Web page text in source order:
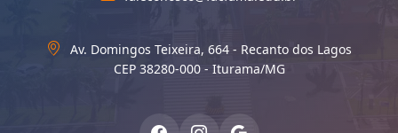
Av. Domingos Teixeira, 664 - Recanto dos Lagos
CEP 38280-000 - Iturama/MG